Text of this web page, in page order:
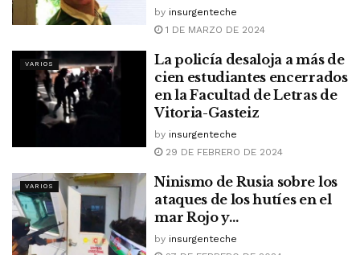
by insurgenteche
1 DE MARZO DE 2024
VARIOS
La policía desaloja a más de
cien estudiantes encerrados
en la Facultad de Letras de
Vitoria-Gasteiz
by insurgenteche
29 DE FEBRERO DE 2024
VARIOS
Ninismo de Rusia sobre los
ataques de los hutíes en el
mar Rojo y…
by insurgenteche